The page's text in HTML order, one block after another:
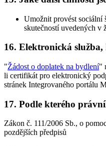
Umožnit provést sociální
skutečností uvedených v
16. Elektronická
"Žádost o doplatek na bydlení"
li certifikát pro elektronický
stránek Integrovaného portálu
17. Podle kterého
Zákon č. 111/2006 Sb., o
pozdějších předpisů